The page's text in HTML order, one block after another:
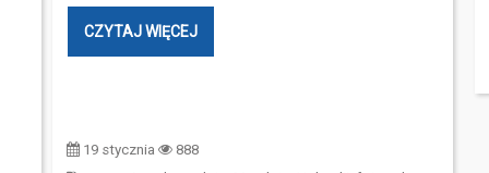
CZYTAJ WIĘCEJ
19 stycznia
888